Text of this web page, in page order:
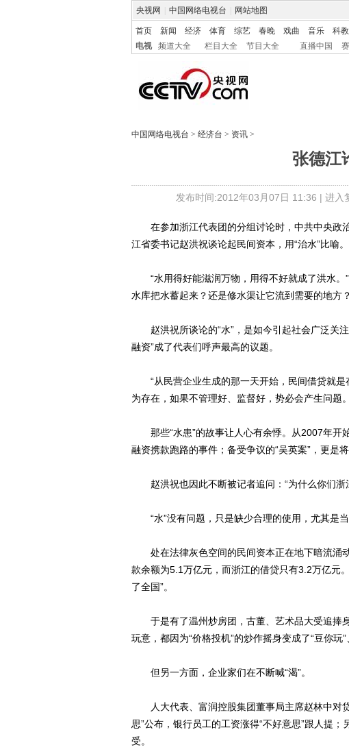
央视网 中国网络电视台 网站地图
首页 新闻 经济 体育 综艺 春晚 戏曲 音乐 科教
电视
频道大全 栏目大全 节目大全 直播中国
中国网络电视台 > 经济台 > 资讯 >
张德江
发布时间:2012年03月07日 11:36 | 进入
在参加浙江代表团的分组讨论时，中共中央政
江省委书记赵洪祝谈论起民间资本，用“治水”比喻。
“水用得好能滋润万物，用得不好就成了洪水。
水库把水蓄起来？还是修水渠让它流到需要的地方
赵洪祝所谈论的“水”，是如今引起社会广泛关
融资”成了代表们呼声最高的议题。
“从民营企业生成的那一天开始，民间借贷就是
为存在，如果不管理好、监督好，势必会产生问题
那些“水患”的故事让人心有余悸。从2007年开
融资携款跑路的事件；备受争议的“吴英案”，更是
赵洪祝也因此不断被记者追问：“为什么你们浙
“水”没有问题，只是缺少合理的使用，尤其是当
处在法律灰色空间的民间资本正在地下暗流涌
款余额为5.1万亿元，而浙江的借贷只有3.2万亿元
了全国”。
于是有了温州炒房团，古董、艺术品大受追捧
玩意，都因为“价格投机”的炒作摇身变成了“豆你玩”
但另一方面，企业家们在不断喊“渴”。
人大代表、富润控股集团董事局主席赵林中对
思”公布，银行员工的工资涨得“不好意思”跟人提
受。